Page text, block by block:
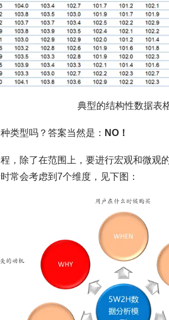
典型的结构性数据表
类型吗？答案当然是： NO！
，除了在范围上，要进行宏观和微观
常会考虑到7个维度，见下图：